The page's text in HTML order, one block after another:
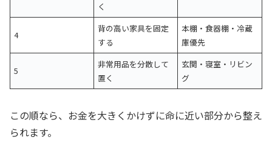
く
4
背の高い家具を固定
する
本棚・食器棚・冷蔵
庫優先
5
非常用品を分散して
置く
玄関・寝室・リビン
グ
この順なら、お金を大きくかけずに命に近い部分から整え
られます。